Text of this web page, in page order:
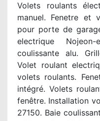
Volets roulants
manuel. Fenetre et
pour porte de
electrique Nojeon-
coulissante alu.
Volet roulant
volets roulants.
intégré. Volets
fenêtre. Installation
27150. Baie